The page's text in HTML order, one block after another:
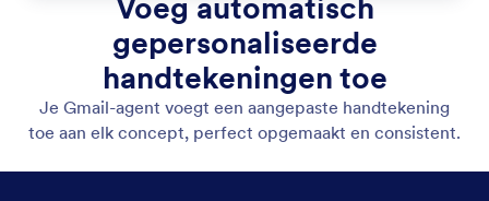
gepersonaliseerde
handtekeningen toe
Je Gmail-agent voegt een aangepaste handtekening
toe aan elk concept, perfect opgemaakt en consistent.